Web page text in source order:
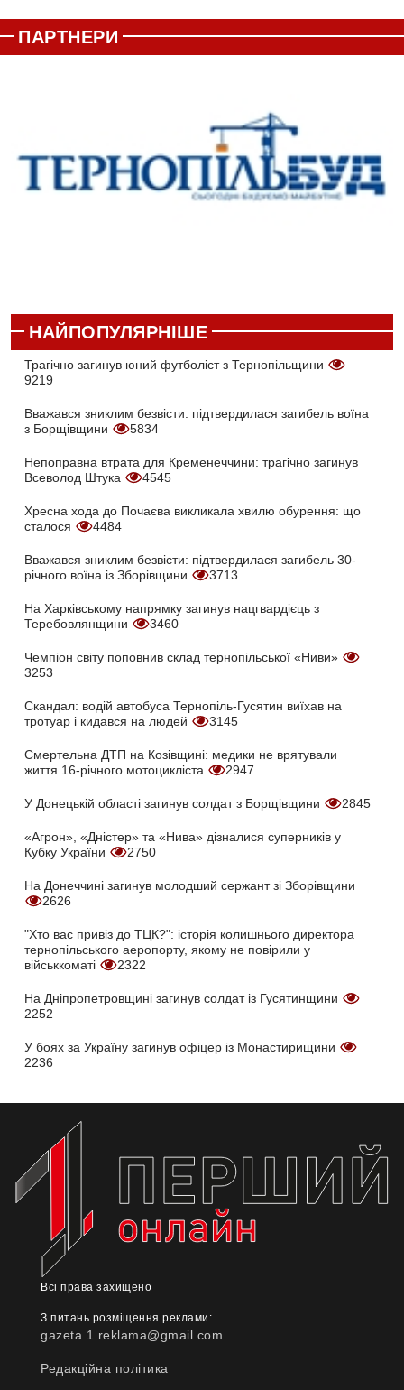
ПАРТНЕРИ
НАЙПОПУЛЯРНІШЕ
Трагічно загинув юний футболіст з Тернопільщини
9219
Вважався зниклим безвісти: підтвердилася загибель воїна
з Борщівщини
5834
Непоправна втрата для Кременеччини: трагічно загинув
Всеволод Штука
4545
Хресна хода до Почаєва викликала хвилю обурення: що
сталося
4484
Вважався зниклим безвісти: підтвердилася загибель 30-
річного воїна із Зборівщини
3713
На Харківському напрямку загинув нацгвардієць з
Теребовлянщини
3460
Чемпіон світу поповнив склад тернопільської «Ниви»
3253
Скандал: водій автобуса Тернопіль-Гусятин виїхав на
тротуар і кидався на людей
3145
Смертельна ДТП на Козівщині: медики не врятували
життя 16-річного мотоцикліста
2947
У Донецькій області загинув солдат з Борщівщини 2845
«Агрон», «Дністер» та «Нива» дізналися суперників у
Кубку України
2750
На Донеччині загинув молодший сержант зі Зборівщини
2626
"Хто вас привіз до ТЦК?": історія колишнього директора
тернопільського аеропорту, якому не повірили у
військкоматі
2322
На Дніпропетровщині загинув солдат із Гусятинщини
2252
У боях за Україну загинув офіцер із Монастирищини
2236
Всі права захищено
З питань розміщення реклами:
gazeta.1.reklama@gmail.com
Редакційна політика